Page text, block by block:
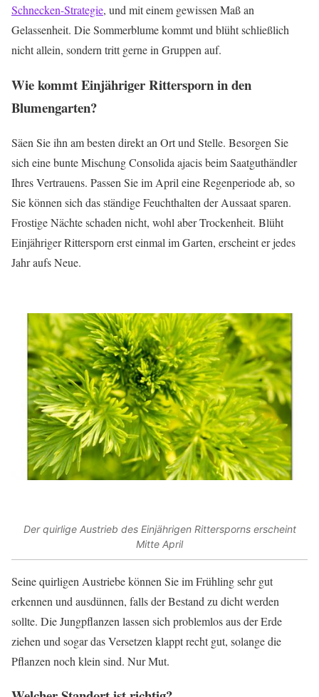
Schnecken-Strategie, und mit einem gewissen Maß an
Gelassenheit. Die Sommerblume kommt und blüht schließlich
nicht allein, sondern tritt gerne in Gruppen auf.
Wie kommt Einjähriger Rittersporn in den
Blumengarten?
Säen Sie ihn am besten direkt an Ort und Stelle. Besorgen Sie
sich eine bunte Mischung Consolida ajacis beim Saatguthändler
Ihres Vertrauens. Passen Sie im April eine Regenperiode ab, so
Sie können sich das ständige Feuchthalten der Aussaat sparen.
Frostige Nächte schaden nicht, wohl aber Trockenheit. Blüht
Einjähriger Rittersporn erst einmal im Garten, erscheint er jedes
Jahr aufs Neue.
Der quirlige Austrieb des Einjährigen Rittersporns erscheint
Mitte April
Seine quirligen Austriebe können Sie im Frühling sehr gut
erkennen und ausdünnen, falls der Bestand zu dicht werden
sollte. Die Jungpflanzen lassen sich problemlos aus der Erde
ziehen und sogar das Versetzen klappt recht gut, solange die
Pflanzen noch klein sind. Nur Mut.